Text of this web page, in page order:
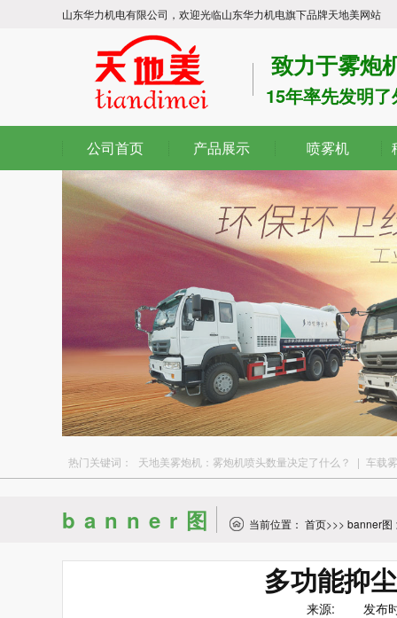
山东华力机电有限公司，欢迎光临山东华力机电旗下品牌天地美网站
致力于雾炮
15年率先发明
公司首页 产品展示 喷雾机
热门关键词： 天地美雾炮机：雾炮机喷头数量决定了什么？ | 车载
banner图 当前位置： 首页>>> banner图
多功能抑
来源: 发布时